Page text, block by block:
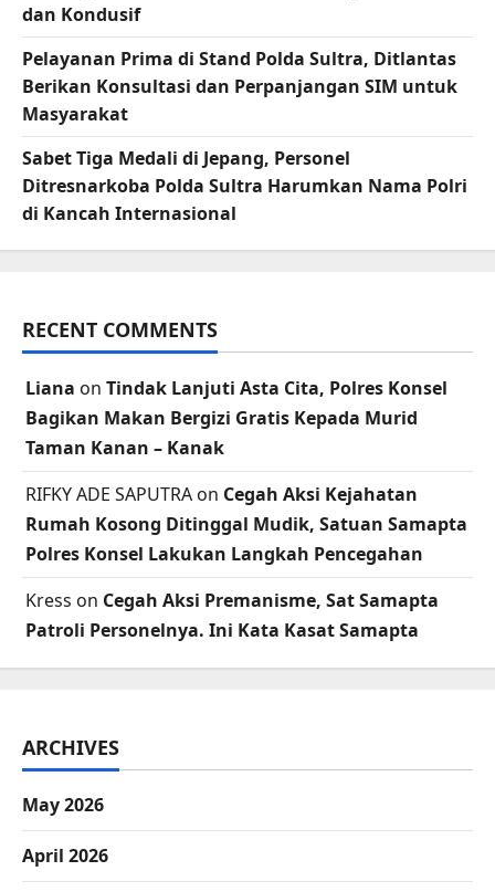
dan Kondusif
Pelayanan Prima di Stand Polda Sultra, Ditlantas
Berikan Konsultasi dan Perpanjangan SIM untuk
Masyarakat
Sabet Tiga Medali di Jepang, Personel
Ditresnarkoba Polda Sultra Harumkan Nama Polri
di Kancah Internasional
RECENT COMMENTS
Liana on Tindak Lanjuti Asta Cita, Polres Konsel
Bagikan Makan Bergizi Gratis Kepada Murid
Taman Kanan – Kanak
RIFKY ADE SAPUTRA on Cegah Aksi Kejahatan
Rumah Kosong Ditinggal Mudik, Satuan Samapta
Polres Konsel Lakukan Langkah Pencegahan
Kress on Cegah Aksi Premanisme, Sat Samapta
Patroli Personelnya. Ini Kata Kasat Samapta
ARCHIVES
May 2026
April 2026